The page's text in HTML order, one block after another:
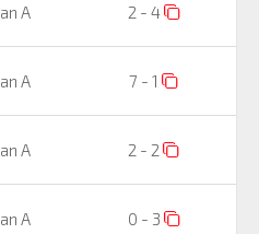
A 2 - 4
A 7 - 1
A 2 - 2
A 0 - 3